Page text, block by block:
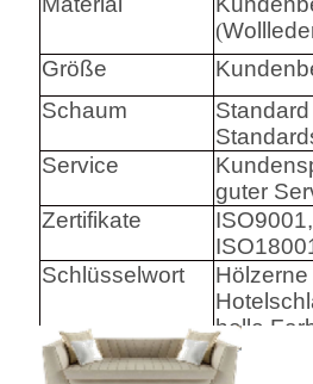
(
Größe
Schaum
Service
guter
Zertifikate
Schlüsselwort
Hölzerne
helle